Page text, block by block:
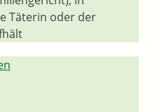
Täterin oder der